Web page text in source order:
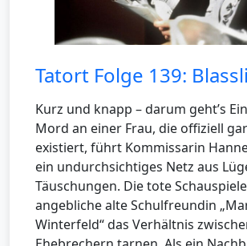
Tatort Folge 139:
Kurz und knapp – darum geht’s
Mord an einer Frau, die offiziell
existiert, führt Kommissarin
ein undurchsichtiges Netz aus
Täuschungen. Die tote
angebliche alte Schulfreundin
Winterfeld“ das Verhältnis